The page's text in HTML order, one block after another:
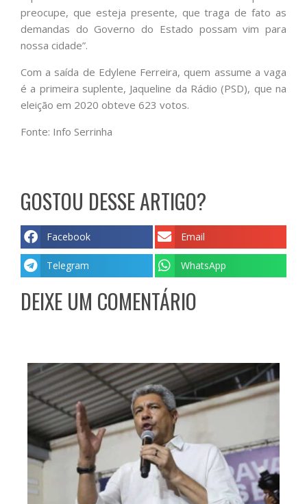
preocupe, que esteja presente, que traga de fato as
demandas do Governo do Estado possam vim para
nossa cidade”.
Com a saída de Edylene Ferreira, quem assume a vaga
é a primeira suplente, Jaqueline da Rádio (PSD), que na
eleição em 2020 obteve 623 votos.
Fonte: Info Serrinha
GOSTOU DESSE ARTIGO?
Facebook Email
Telegram WhatsApp
DEIXE UM COMENTÁRIO